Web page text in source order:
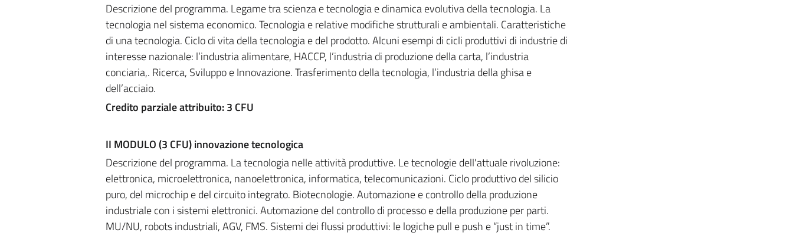
Descrizione del programma. Legame tra scienza e tecnologia e dinamica evolutiva della tecnologia. La
tecnologia nel sistema economico. Tecnologia e relative modifiche strutturali e ambientali. Caratteristiche
di una tecnologia. Ciclo di vita della tecnologia e del prodotto. Alcuni esempi di cicli produttivi di industrie di
interesse nazionale: l’industria alimentare, HACCP, l’industria di produzione della carta, l’industria
conciaria,. Ricerca, Sviluppo e Innovazione. Trasferimento della tecnologia, l’industria della ghisa e
dell’acciaio.
Credito parziale attribuito: 3 CFU
II MODULO (3 CFU) innovazione tecnologica
Descrizione del programma. La tecnologia nelle attività produttive. Le tecnologie dell'attuale rivoluzione:
elettronica, microelettronica, nanoelettronica, informatica, telecomunicazioni. Ciclo produttivo del silicio
puro, del microchip e del circuito integrato. Biotecnologie. Automazione e controllo della produzione
industriale con i sistemi elettronici. Automazione del controllo di processo e della produzione per parti.
MU/NU, robots industriali, AGV, FMS. Sistemi dei flussi produttivi: le logiche pull e push e “just in time”.